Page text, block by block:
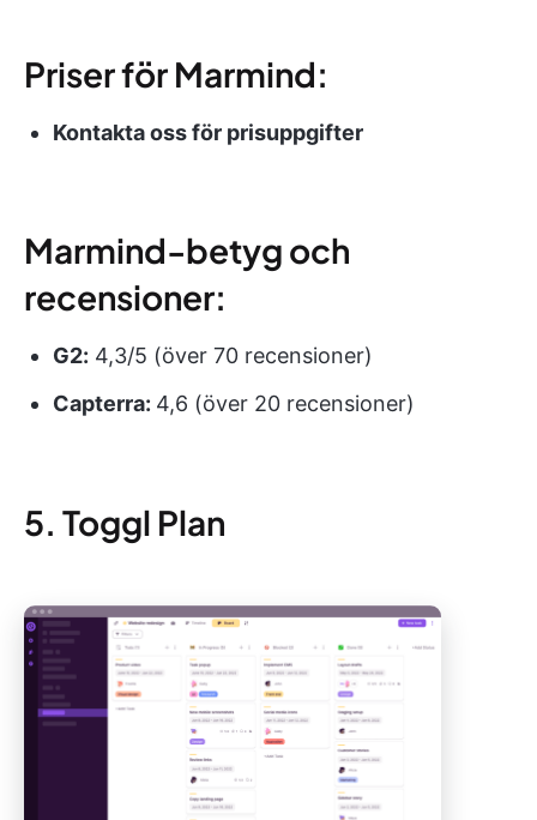
Priser för Marmind:
Kontakta oss för prisuppgifter
Marmind-betyg och
recensioner:
G2: 4,3/5 (över 70 recensioner)
Capterra: 4,6 (över 20 recensioner)
5. Toggl Plan